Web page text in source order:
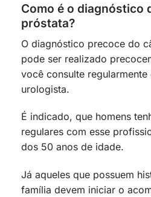
Como é o diagnóstico
próstata?
O diagnóstico precoce do
pode ser realizado
você consulte
urologista.
É indicado, que homens
regulares com esse
dos 50 anos de idade.
Já aqueles que possuem
família devem iniciar o